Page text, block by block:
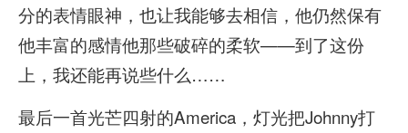
分的表情眼神，也让我能够去相信，他仍然保有
他丰富的感情他那些破碎的柔软——到了这份
上，我还能再说些什么……
最后一首光芒四射的America，灯光把Johnny打